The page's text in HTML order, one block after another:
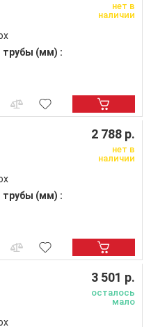
трубы (мм) :
нет в
наличии
трубы (мм) :
2 788 р.
нет в
наличии
3 501 р.
осталось
мало